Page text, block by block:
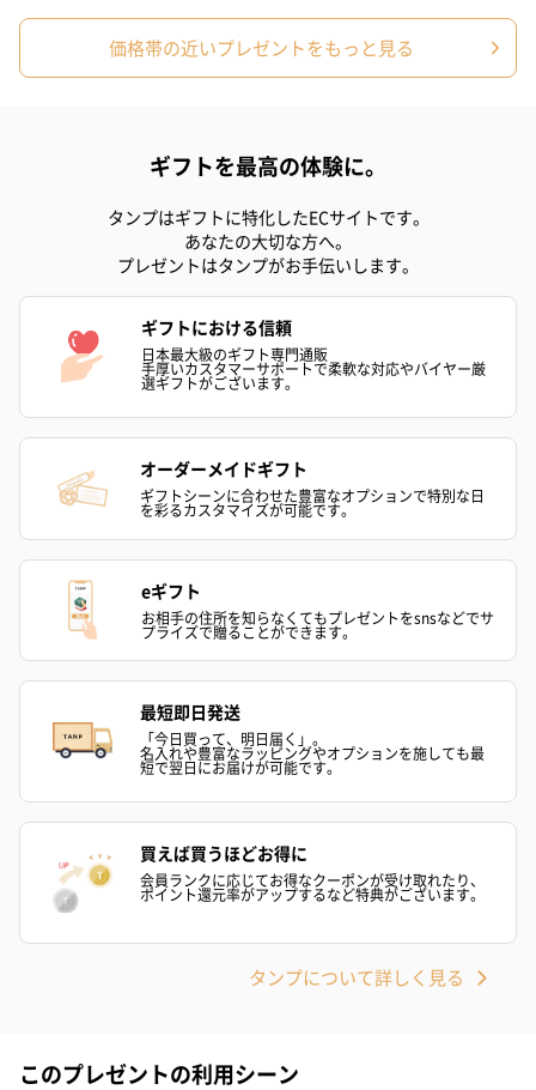
い。パッケージに入れてお届けします。
プリザーブドフラワー
ブーケ（ピンク）
プリザーブドフラワー
ブーケ（ブルー）
（2,580円）
ク）（1,500円
ぬいぐるみ
誕生日・記念日・出産祝いなどのシーンにおすすめです。
フラワーテディベア
（2,390円）
テディベア（バニラ）
（1,760円）
紅茶・コーヒー・スイーツ
紅茶・コーヒー・スイーツを同梱してお届けいたします。ギフト
への＋αにおすすめです。
価格帯の近いプレゼントをもっと見る
ギフトを最高の体験に。
タンプはギフトに特化したECサイトです。
あなたの大切な方へ。
プレゼントはタンプがお手伝いします。
ギフトにおける信頼
日本最大級のギフト専門通販
手厚いカスタマーサポートで柔軟な対応やバイヤー厳
選ギフトがございます。
オーダーメイドギフト
ギフトシーンに合わせた豊富なオプションで特別な日
を彩るカスタマイズが可能です。
eギフト
お相手の住所を知らなくてもプレゼントをsnsなどでサ
プライズで贈ることができます。
最短即日発送
「今日買って、明日届く」。
名入れや豊富なラッピングやオプションを施しても最
短で翌日にお届けが可能です。
買えば買うほどお得に
会員ランクに応じてお得なクーポンが受け取れたり、
ポイント還元率がアップするなど特典がございます。
タンプについて詳しく見る
このプレゼントの利用シーン